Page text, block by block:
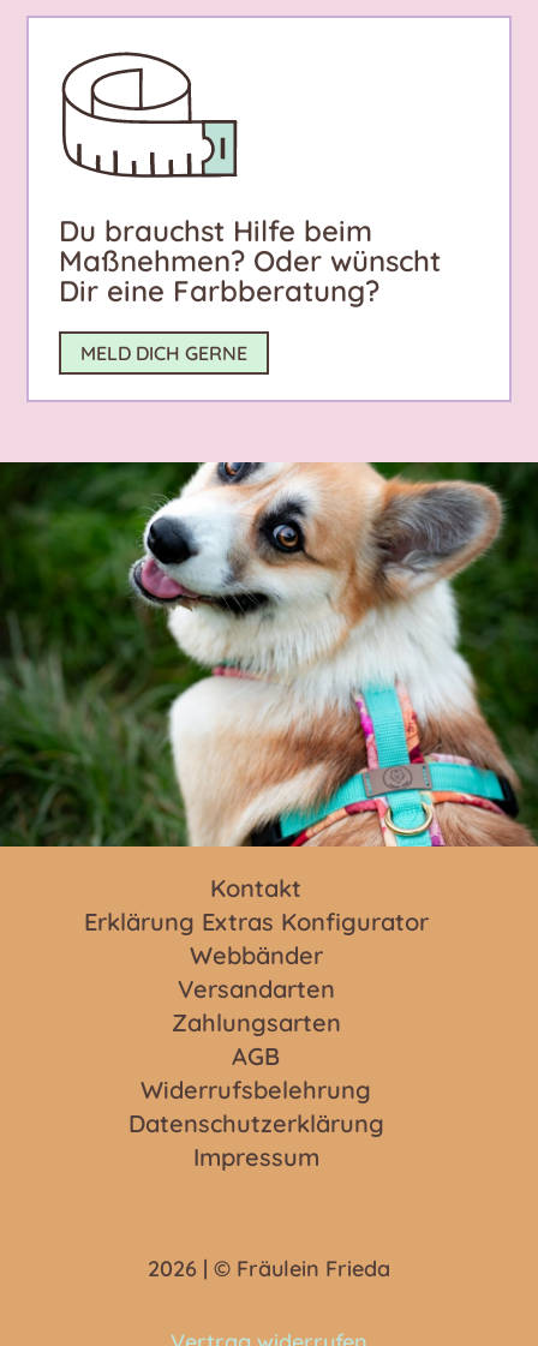
Du brauchst Hilfe beim
Maßnehmen? Oder wünscht
Dir eine Farbberatung?
MELD DICH GERNE
Kontakt
Erklärung Extras Konfigurator
Webbänder
Versandarten
Zahlungsarten
AGB
Widerrufsbelehrung
Datenschutzerklärung
Impressum
2026 | © Fräulein Frieda